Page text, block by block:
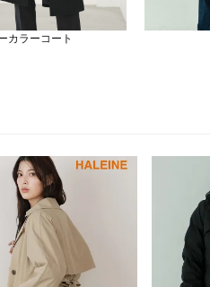
カラーコート